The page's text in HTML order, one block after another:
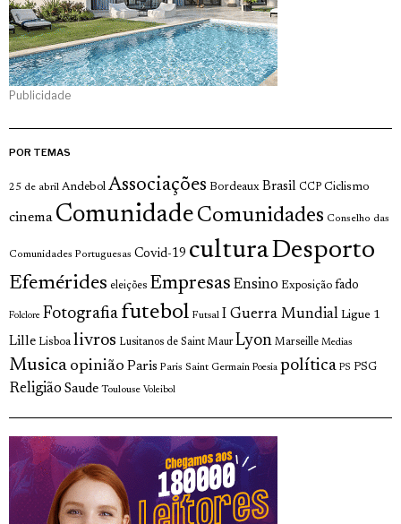
Publicidade
POR TEMAS
25 de abril Andebol Associações Bordeaux Brasil CCP Ciclismo
cinema Comunidade Comunidades Conselho das
Comunidades Portuguesas Covid-19 culturaDesporto
Efemérides eleições Empresas Ensino Exposição fado
Folclore Fotografia futebol Futsal I Guerra Mundial Ligue 1
Lille Lisboa livros Lusitanos de Saint Maur Lyon Marseille Medias
Musica opinião Paris Paris Saint Germain Poesia política PS PSG
Religião Saude Toulouse Voleibol